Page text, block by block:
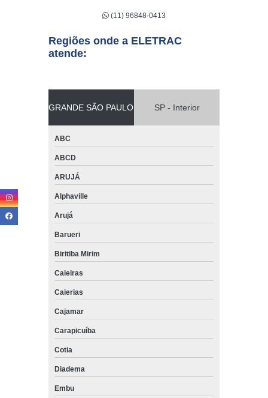
(11) 96848-0413
Regiões onde a ELETRAC
atende:
GRANDE SÃO PAULO SP - Interior
ABC
ABCD
ARUJÁ
Alphaville
Arujá
Barueri
Biritiba Mirim
Caieiras
Caierias
Cajamar
Carapicuíba
Cotia
Diadema
Embu